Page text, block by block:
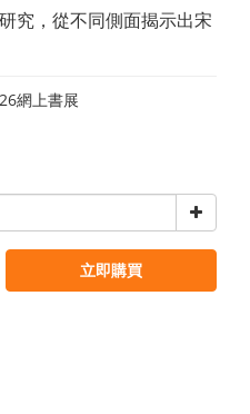
究，從不同側面揭示出宋
網上書展
立即購買